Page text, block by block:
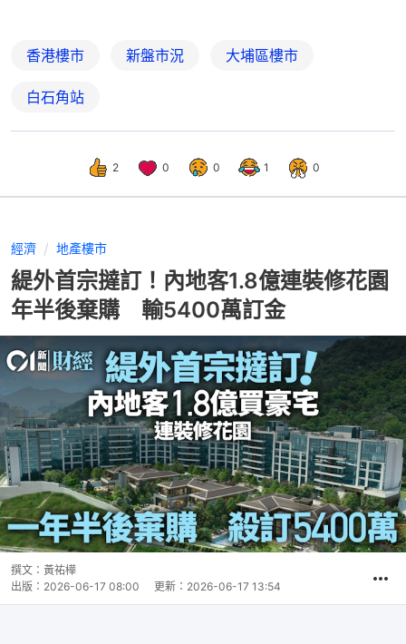
香港樓市 新盤市況 大埔區樓市
白石角站
2 0 0 1 0
經濟 地產樓市
緹外首宗撻訂！內地客1.8億連裝修花園
年半後棄購 輸5400萬訂金
撰文： 黃祐樺
出版： 2026-06-17 08:00 更新： 2026-06-17 13:54